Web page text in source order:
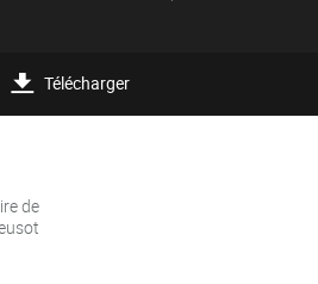
Télécharger
de